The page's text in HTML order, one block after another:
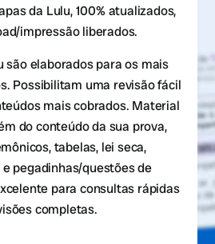
da Lulu, 100% atualizados,
impressão liberados.
são elaborados para os mais
Possibilitam uma revisão fácil
mais cobrados. Material
do conteúdo da sua prova,
tabelas, lei seca,
pegadinhas/questões de
para consultas rápidas
completas.